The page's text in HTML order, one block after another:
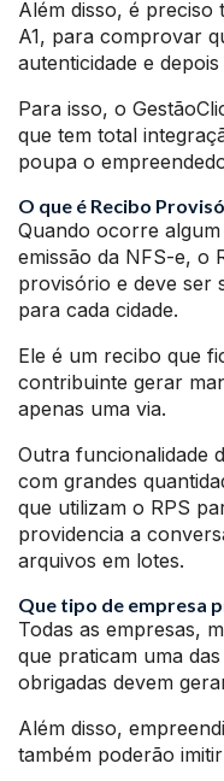
Além disso, é preciso
A1, para comprovar
autenticidade e
Para isso, o
que tem total
poupa o
O que é Recibo
Quando ocorre
emissão da NFS-e, o
provisório e deve ser
para cada cidade.
Ele é um recibo que
contribuinte gerar
apenas uma via.
Outra funcionalidade
com grandes
que utilizam o RPS
providencia a
arquivos em lotes.
Que tipo de empresa
Todas as empresas,
que praticam uma
obrigadas devem
Além disso,
também poderão